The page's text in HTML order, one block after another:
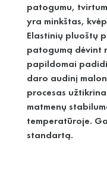
patogumu,
yra minkštas,
Elastinių pluoštų
patogumą dėvint
papildomai
daro audinį
procesas
matmenų
temperatūroje.
standartą.